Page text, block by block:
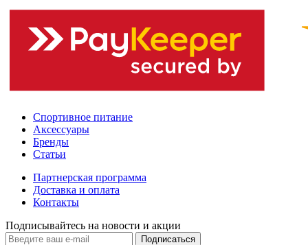
Спортивное питание
Аксессуары
Бренды
Статьи
Партнерская программа
Доставка и оплата
Контакты
Подписывайтесь на новости и акции
Подписаться